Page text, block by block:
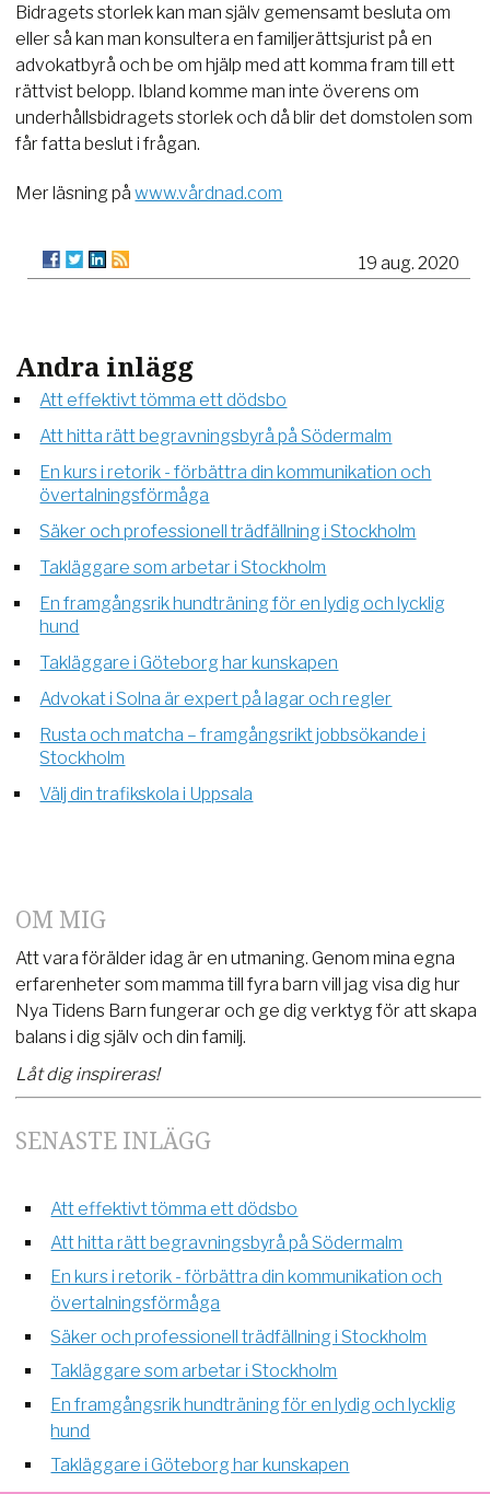
Bidragets storlek kan man själv gemensamt besluta om
eller så kan man konsultera en familjerättsjurist på en
advokatbyrå och be om hjälp med att komma fram till ett
rättvist belopp. Ibland komme man inte överens om
underhållsbidragets storlek och då blir det domstolen som
får fatta beslut i frågan.
Mer läsning påwww.vårdnad.com
19 aug. 2020
Andra inlägg
Att effektivt tömma ett dödsbo
Att hitta rätt begravningsbyrå på Södermalm
En kurs i retorik - förbättra din kommunikation och
övertalningsförmåga
Säker och professionell trädfällning i Stockholm
Takläggare som arbetar i Stockholm
En framgångsrik hundträning för en lydig och lycklig
hund
Takläggare i Göteborg har kunskapen
Advokat i Solna är expert på lagar och regler
Rusta och matcha – framgångsrikt jobbsökande i
Stockholm
Välj din trafikskola i Uppsala
OM MIG
Att vara förälder idag är en utmaning. Genom mina egna
erfarenheter som mamma till fyra barn vill jag visa dig hur
Nya Tidens Barn fungerar och ge dig verktyg för att skapa
balans i dig själv och din familj.
Låt dig inspireras!
SENASTE INLÄGG
Att effektivt tömma ett dödsbo
Att hitta rätt begravningsbyrå på Södermalm
En kurs i retorik - förbättra din kommunikation och
övertalningsförmåga
Säker och professionell trädfällning i Stockholm
Takläggare som arbetar i Stockholm
En framgångsrik hundträning för en lydig och lycklig
hund
Takläggare i Göteborg har kunskapen